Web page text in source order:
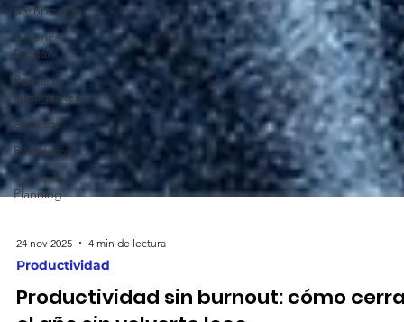
dashboards
America
Digital
Permisos
inteligentes
Accesos
Portafolios
Scenario
Planning
Productividad